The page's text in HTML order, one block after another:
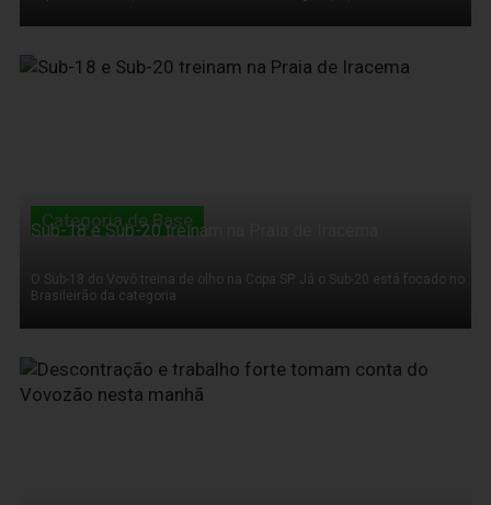
12 de Novembro de 2011
Categoria de Base
Sub-18 e Sub-20 treinam na Praia de Iracema
O Sub-18 do Vovô treina de olho na Copa SP. Já o Sub-20 está focado no
Brasileirão da categoria
12 de Novembro de 2011